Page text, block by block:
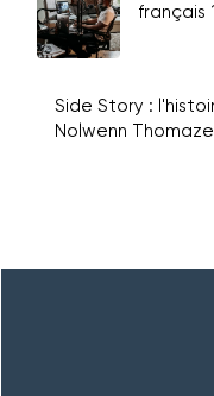
français
Side Story :
Nolwenn